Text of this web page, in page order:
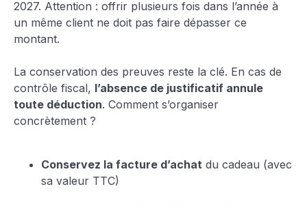
2027. Attention : offrir plusieurs fois dans l’année à
un même client ne doit pas faire dépasser ce
montant.
La conservation des preuves reste la clé. En cas de
contrôle fiscal, l’absence de justificatif annule
toute déduction. Comment s’organiser
concrètement ?
Conservez la facture d’achat du cadeau (avec
sa valeur TTC)